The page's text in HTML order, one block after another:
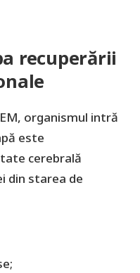
recuperării
organismul intră
este
cerebrală
din starea de